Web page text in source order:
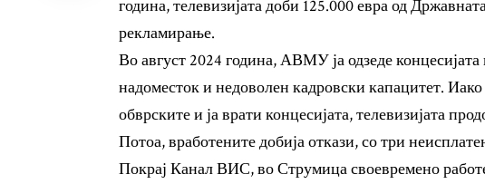
година, телевизијата доби 125.000 евра од
рекламирање.
Во август 2024 година, АВМУ ја одзеде
надоместок и недоволен кадровски капацитет.
обврските и ја врати концесијата, телевизијата
Потоа, вработените добија откази, со три
Покрај Канал ВИС, во Струмица своевремено